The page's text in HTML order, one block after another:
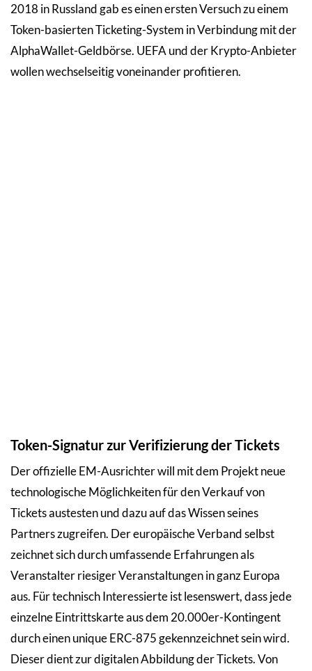
2018 in Russland gab es einen ersten Versuch zu einem
Token-basierten Ticketing-System in Verbindung mit der
AlphaWallet-Geldbörse. UEFA und der Krypto-Anbieter
wollen wechselseitig voneinander profitieren.
Token-Signatur zur Verifizierung der Tickets
Der offizielle EM-Ausrichter will mit dem Projekt neue
technologische Möglichkeiten für den Verkauf von
Tickets austesten und dazu auf das Wissen seines
Partners zugreifen. Der europäische Verband selbst
zeichnet sich durch umfassende Erfahrungen als
Veranstalter riesiger Veranstaltungen in ganz Europa
aus. Für technisch Interessierte ist lesenswert, dass jede
einzelne Eintrittskarte aus dem 20.000er-Kontingent
durch einen unique ERC-875 gekennzeichnet sein wird.
Dieser dient zur digitalen Abbildung der Tickets. Von